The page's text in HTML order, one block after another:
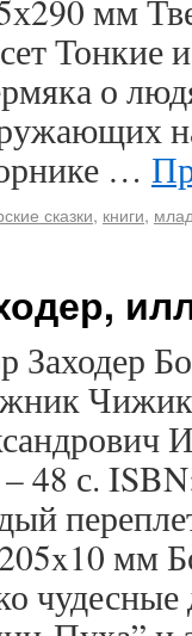
мм
Тонкие
о
…
сказки, книги,
Заходер
48 с.
мм
чудесные